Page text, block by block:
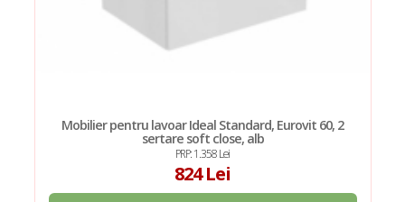
Mobilier pentru lavoar Ideal Standard, Eurovit 60, 2
sertare soft close, alb
PRP: 1.358 Lei
824 Lei